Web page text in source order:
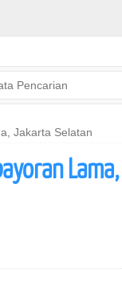
Jakarta Selatan